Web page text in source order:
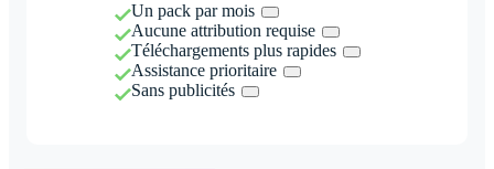
Un pack par mois
Aucune attribution requise
Téléchargements plus rapides
Assistance prioritaire
Sans publicités